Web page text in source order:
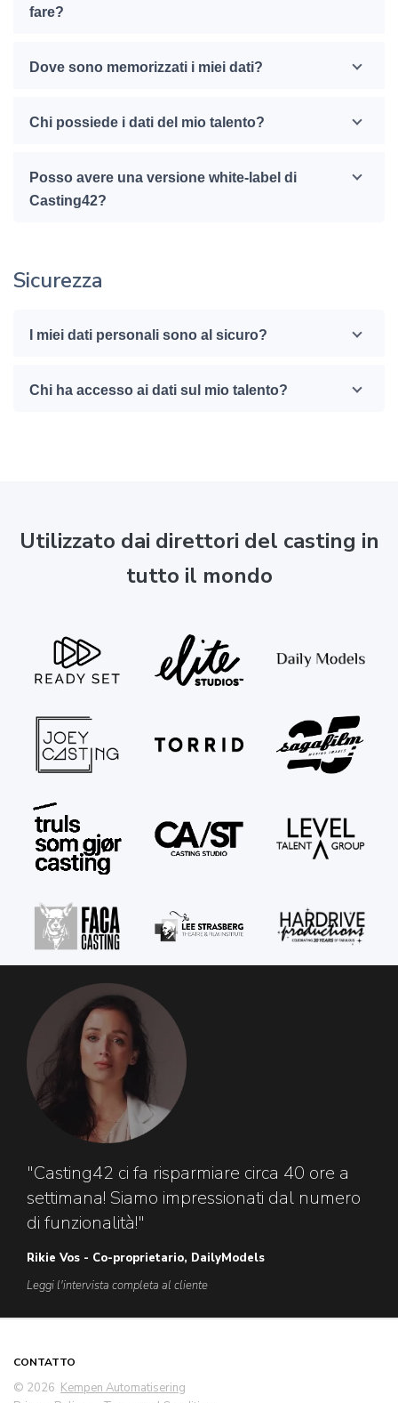
fare?
Dove sono memorizzati i miei dati?
Chi possiede i dati del mio talento?
Posso avere una versione white-label di
Casting42?
Sicurezza
I miei dati personali sono al sicuro?
Chi ha accesso ai dati sul mio talento?
Utilizzato dai direttori del casting in
tutto il mondo
"Casting42 ci fa risparmiare circa 40 ore a
settimana! Siamo impressionati dal numero
di funzionalità!"
Rikie Vos - Co-proprietario, DailyModels
Leggi l'intervista completa al cliente
CONTATTO
© 2026 Kempen Automatisering